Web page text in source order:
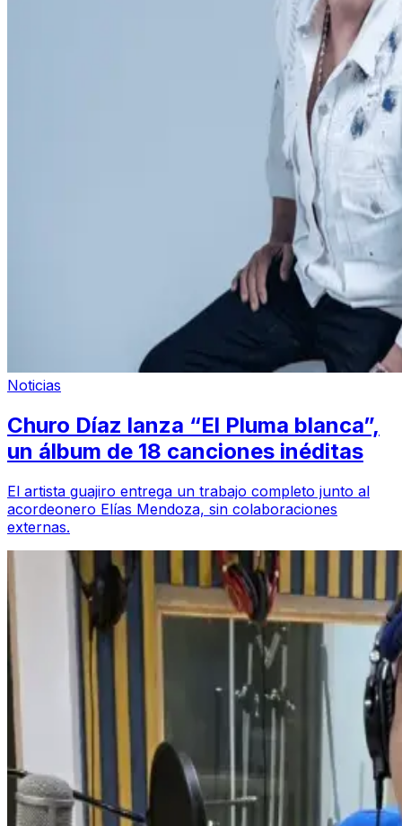
Noticias
Churo Díaz lanza “El Pluma blanca”,
un álbum de 18 canciones inéditas
El artista guajiro entrega un trabajo completo junto al
acordeonero Elías Mendoza, sin colaboraciones
externas.